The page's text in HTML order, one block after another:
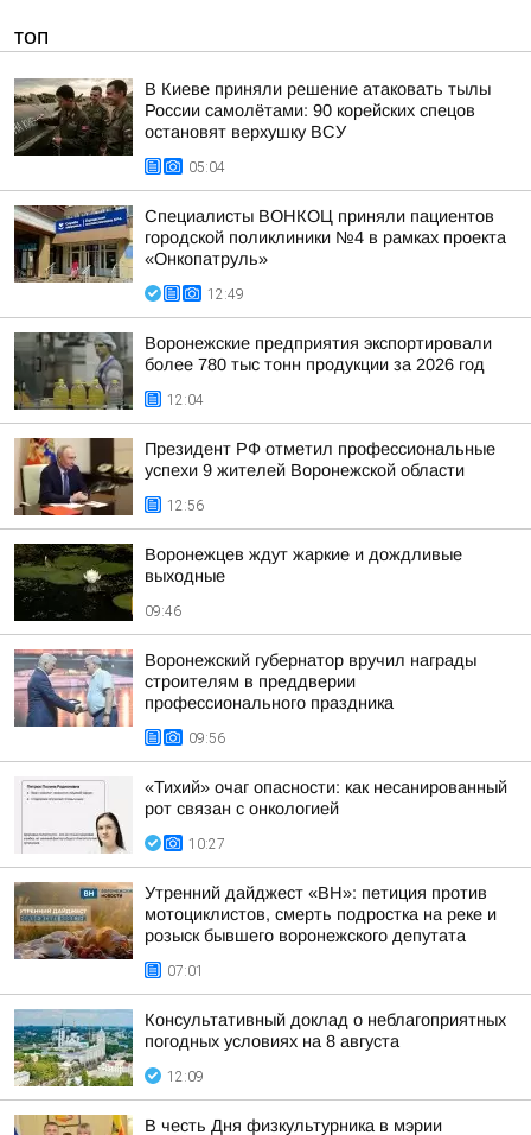
ТОП
В Киеве приняли решение атаковать тылы
России самолётами: 90 корейских спецов
остановят верхушку ВСУ
05:04
Специалисты ВОНКОЦ приняли пациентов
городской поликлиники №4 в рамках проекта
«Онкопатруль»
12:49
Воронежские предприятия экспортировали
более 780 тыс тонн продукции за 2026 год
12:04
Президент РФ отметил профессиональные
успехи 9 жителей Воронежской области
12:56
Воронежцев ждут жаркие и дождливые
выходные
09:46
Воронежский губернатор вручил награды
строителям в преддверии
профессионального праздника
09:56
«Тихий» очаг опасности: как несанированный
рот связан с онкологией
10:27
Утренний дайджест «ВН»: петиция против
мотоциклистов, смерть подростка на реке и
розыск бывшего воронежского депутата
07:01
Консультативный доклад о неблагоприятных
погодных условиях на 8 августа
12:09
В честь Дня физкультурника в мэрии